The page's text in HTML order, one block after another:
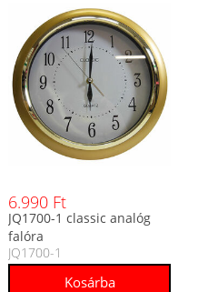
6.990 Ft
JQ1700-1 classic analóg
falóra
JQ1700-1